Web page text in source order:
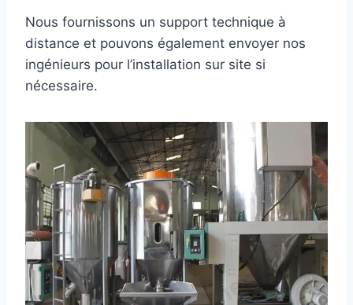
Nous fournissons un support technique à
distance et pouvons également envoyer nos
ingénieurs pour l’installation sur site si
nécessaire.